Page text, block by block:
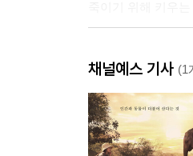
수족관 돌고래는 어
바다를 피로 물들이
더디지만 시작된 변
채널예스 기사 (1